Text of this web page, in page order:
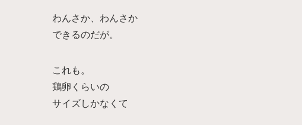
わんさか、わんさか
できるのだが。
これも。
鶏卵くらいの
サイズしかなくて